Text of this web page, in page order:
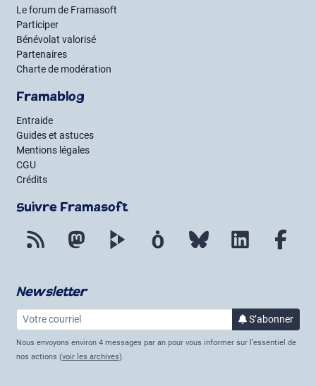
Le forum de Framasoft
Participer
Bénévolat valorisé
Partenaires
Charte de modération
Framablog
Entraide
Guides et astuces
Mentions légales
CGU
Crédits
Suivre Framasoft
Flux RSS Mastodon PeerTube Mobilizon Bluesky LinkedIn
Newsletter
Votre courriel S’abonnerà la
Nous envoyons environ 4 messages par an pour vous informer sur l’essentiel de
nos actions (voir les archives).